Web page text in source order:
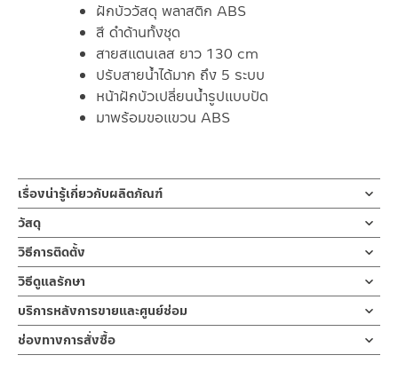
ฝักบัววัสดุ พลาสติก ABS
สี ดำด้านทั้งชุด
สายสแตนเลส ยาว 130 cm
ปรับสายน้ำได้มาก ถึง 5 ระบบ
หน้าฝักบัวเปลี่ยนน้ำรูปแบบปัด
มาพร้อมขอแขวน ABS
เรื่องน่ารู้เกี่ยวกับผลิตภัณฑ์
ชุดฝักบัวมือพร้อมสายและขอแขวน ดำ ผลิตจาก ABS สี MATT
BLACK หัวฝักบัวออกแบบเป็น 5 ระบบ
เปลี่ยนสายน้ำแบบปัด สายผลิตจากสแตนเลส ขนาดความยาว 130
ซม. มาพร้อมขอแขวนกำแพง ABS
ฝักบัวมือแบบถือ 5 ระบบ ผลิตจาก ABS สี MATT BLACK หรือสีดำ
ด้าน สามารถเลือกปรับระดับน้ำได้ 5 ระบบ ช่วยเพิ่มประสบการณ์การ
อาบน้ำ
วัสดุ
ฝักบัว
วัสดุ พลาสติก ABS
สาย
วัสดุ สแตนเลส
ขอแขวน
วิธีการติดตั้ง
ข้อแนะนำในการติดตั้ง
ฝักบัว และ ชุดสายฉีดชำระ
สำหรับการติดตั้งใหม่ ให้ไล่ฝุ่น เศษทราย เศษท่อ ออกจากท่อน้ำก่อนติด
ตั้งสินค้า โดยปล่อยน้ำให้ไหลออกจากท่อนาน 1 นาที
เพื่อให้แรงน้ำพัดพาเศษละอองต่างๆ ออกจากท่อน้ำ มิเช่นนั้นสิ่งสกปรก
วิธีดูแลรักษา
คำแนะนำในการดูแลรักษาผลิตภัณฑ์
1. ไม่ทำสินค้าให้เกิดความเสียหายอื่น ๆ นอกจากการใช้งานปกติ เช่นไม่
ทำตก ไม่งัดหรือโยกสินค้าแรงๆ
2. ทำความสะอาดสินค้าโดยการใช้ผ้านุ่มๆชุบน้ำหมาดๆแล้วเช็ดให้แห้ง
บริการหลังการขายและศูนย์ซ่อม
ช่องทางออนไลน์
– Email: contact@charnpaiboon.com
ช่องทางการสั่งซื้อ